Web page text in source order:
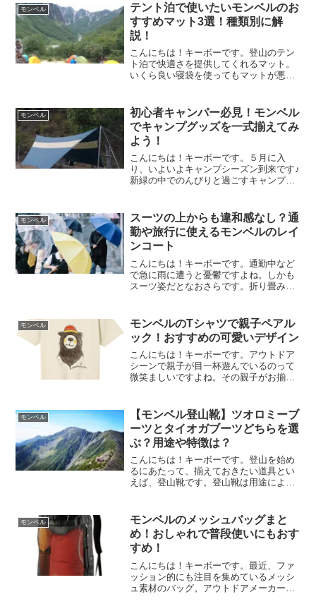
モンベル
テント泊で使いたいモンベルのお
すすめマット3選！種類別に解
説！
こんにちは！キーボーです。登山のテン
ト泊で快適さを提供してくれるマット。
いくら良い寝袋を使ってもマットが悪け
ットを種類別に解説します♪
モンベル
初心者キャンパー必見！モンベル
でキャンプグッズを一式揃えてみ
よう！
こんにちは！キーボーです。５月に入
り、いよいよキャンプシーズン到来です♪
新緑の中でのんびりと過ごすキャンプは
いのかわからない方にモンベルのキャン
プグッズを紹介します。ぜ...
モンベル
スーツの上からも違和感なし？通
勤や旅行に使えるモンベルのレイ
ンコート
こんにちは！キーボーです。通勤中など
で急に雨に遭うと憂鬱ですよね。しかも
スーツ姿だとなおさらです。折り畳み傘
す。
モンベル
モンベルのTシャツで親子ペアル
ック！おすすめの可愛いデザイン
こんにちは！キーボーです。アウトドア
シーンで親子が目一杯遊んでいるのって
微笑ましいですよね。その親子がお揃い
でもワクワクしてきます♪そんな注目度抜
群で可愛いモンベルの...
モンベル
【モンベル登山靴】ツオロミーブ
ーツとタイオガブーツどちらを選
ぶ？用途や特徴は？
こんにちは！キーボーです。登山を始め
るにあたって、揃えておきたい道具とい
えば、登山靴です。登山靴は用途によっ
わからないですよね。今回は、登山初心
者にこそ履いていただきた...
モンベル
モンベルのメッシュバッグまと
め！おしゃれで普段使いにもおす
すめ！
こんにちは！キーボーです。最近、ファ
ッション的にも注目を集めているメッシ
ュ素材のバッグ。アウトドアメーカーで